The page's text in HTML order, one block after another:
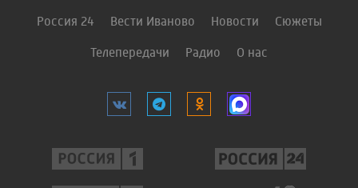
Россия 24 Вести Иваново Новости Сюжеты
Телепередачи Радио О нас